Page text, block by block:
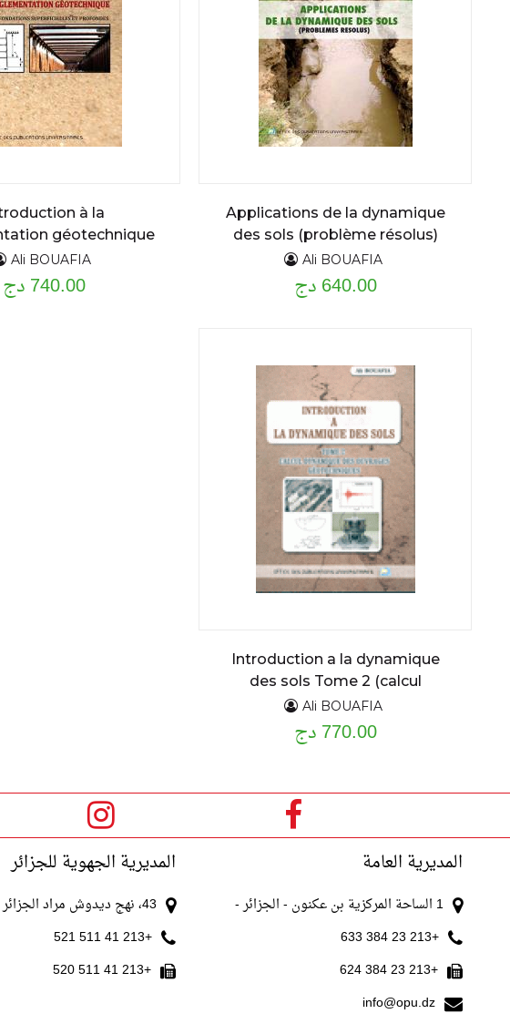
Applications de la dynamique
des sols (problème résolus)
Ali BOUAFIA
640.00 دج
à la
géotechnique
T1
Ali BOUAFIA
740.00 دج
Introduction a la dynamique
des sols Tome 2 (calcul
dynamique des ouvrages
géotechniques)
Ali BOUAFIA
770.00 دج
المديرية العامة
1 الساحة المركزية بن عكنون - الجزائر -
+213 23 384 633
+213 23 384 624
info@opu.dz
المديرية الجهوية للجزائر
43، نهج ديدوش مراد الجزائر
+213 41 511 521
+213 41 511 520